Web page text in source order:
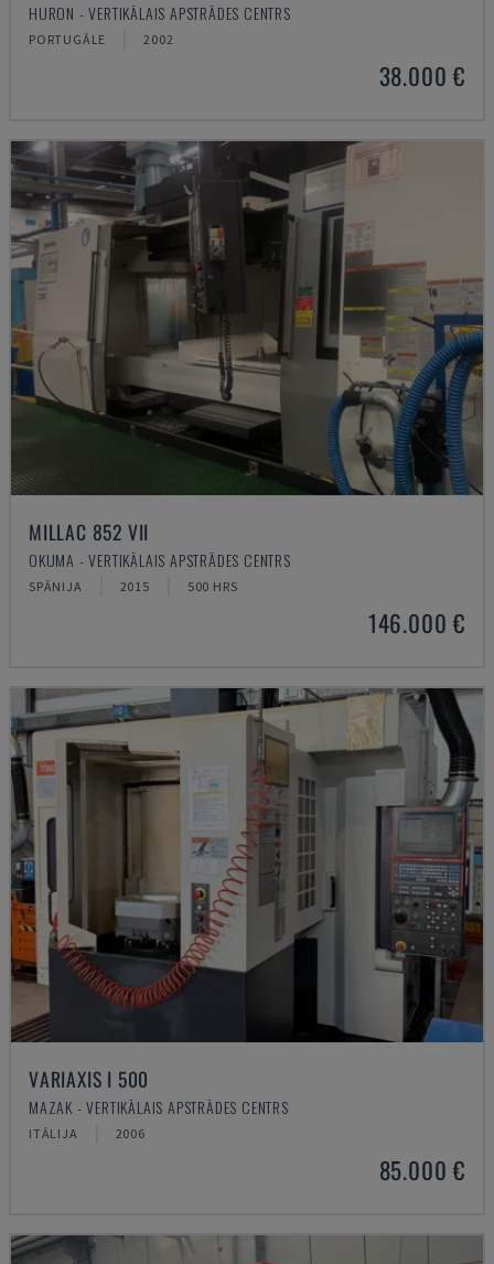
HURON - VERTIKĀLAIS APSTRĀDES CENTRS
PORTUGĀLE 2002
38.000 €
MILLAC 852 VII
OKUMA - VERTIKĀLAIS APSTRĀDES CENTRS
SPĀNIJA 2015 500 HRS
146.000 €
VARIAXIS I 500
MAZAK - VERTIKĀLAIS APSTRĀDES CENTRS
ITĀLIJA 2006
85.000 €